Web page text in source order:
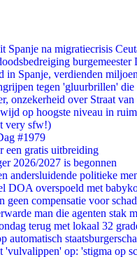
Spanje na migratiecrisis
burgemeester
in Spanje, verdienden
tegen 'gluurbrillen' die
onzekerheid over Straat
op hoogste niveau in
very sfw!)
#1979
een gratis uitbreiding
2026/2027 is begonnen
andersluidende politieke
DOA overspoeld met
geen compensatie voor
man die agenten stak
terug met lokaal 32
automatisch
'vulvalippen' op: 'stigma op